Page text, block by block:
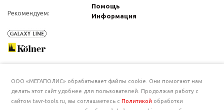
Рекомендуем:
Помощь
Информация
ООО «МЕГАПОЛИС» обрабатывает файлы cookie. Они помогают нам
делать этот сайт удобнее для пользователей. Продолжая работу с
сайтом tavr-tools.ru, вы соглашаетесь сПолитикой обработки